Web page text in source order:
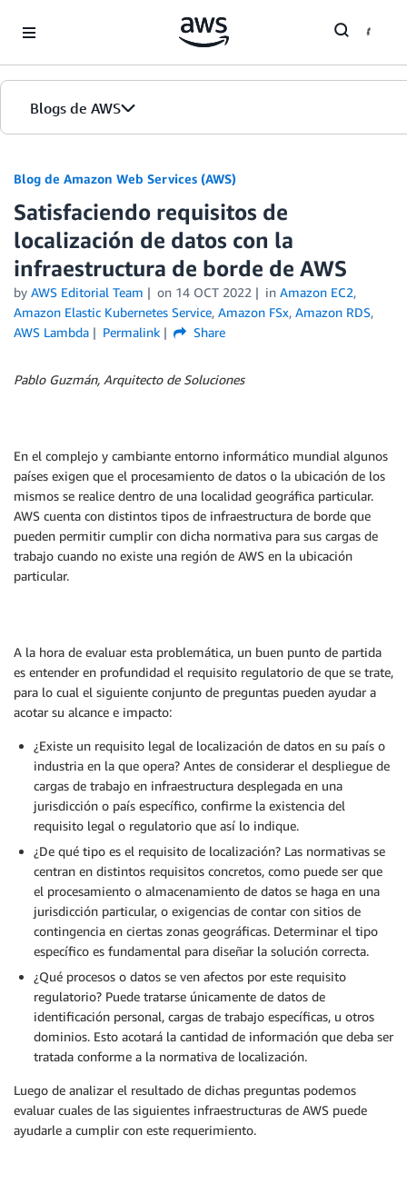
Blogs de AWS
Inicio
Ediciones
Blog de Amazon Web Services (AWS)
Satisfaciendo requisitos de
localización de datos con la
infraestructura de borde de AWS
by AWS Editorial Team on 14 OCT 2022 in Amazon EC2,
Amazon Elastic Kubernetes Service, Amazon FSx, Amazon RDS,
AWS Lambda
Permalink Share
Pablo Guzmán, Arquitecto de Soluciones
En el complejo y cambiante entorno informático mundial algunos
países exigen que el procesamiento de datos o la ubicación de los
mismos se realice dentro de una localidad geográfica particular.
AWS cuenta con distintos tipos de infraestructura de borde que
pueden permitir cumplir con dicha normativa para sus cargas de
trabajo cuando no existe una región de AWS en la ubicación
particular.
A la hora de evaluar esta problemática, un buen punto de partida
es entender en profundidad el requisito regulatorio de que se trate,
para lo cual el siguiente conjunto de preguntas pueden ayudar a
acotar su alcance e impacto:
¿Existe un requisito legal de localización de datos en su país o
industria en la que opera? Antes de considerar el despliegue de
cargas de trabajo en infraestructura desplegada en una
jurisdicción o país específico, confirme la existencia del
requisito legal o regulatorio que así lo indique.
¿De qué tipo es el requisito de localización? Las normativas se
centran en distintos requisitos concretos, como puede ser que
el procesamiento o almacenamiento de datos se haga en una
jurisdicción particular, o exigencias de contar con sitios de
contingencia en ciertas zonas geográficas. Determinar el tipo
específico es fundamental para diseñar la solución correcta.
¿Qué procesos o datos se ven afectos por este requisito
regulatorio? Puede tratarse únicamente de datos de
identificación personal, cargas de trabajo específicas, u otros
dominios. Esto acotará la cantidad de información que deba ser
tratada conforme a la normativa de localización.
Luego de analizar el resultado de dichas preguntas podemos
evaluar cuales de las siguientes infraestructuras de AWS puede
ayudarle a cumplir con este requerimiento.